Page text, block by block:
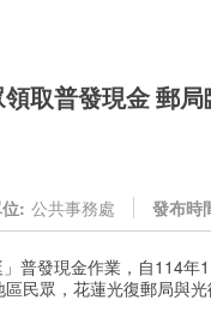
取普發現金 郵
: 公共事務處 發布時
普發現金作業，自114年
民眾，花蓮光復郵局與光